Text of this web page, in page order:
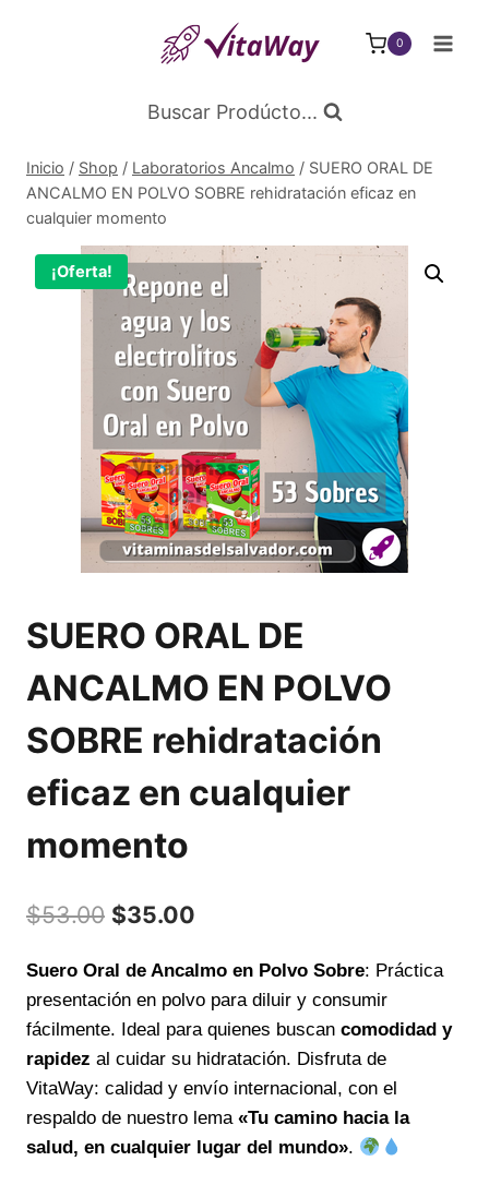
0
Buscar Prodúcto...
Inicio / Shop / Laboratorios Ancalmo / SUERO ORAL DE
ANCALMO EN POLVO SOBRE rehidratación eficaz en
cualquier momento
¡Oferta!
SUERO ORAL DE
ANCALMO EN POLVO
SOBRE rehidratación
eficaz en cualquier
momento
$53.00 El
original
era:
$53.00.
$35.00
actual
es:
$35.00.
Suero Oral de Ancalmo en Polvo Sobre: Práctica
presentación en polvo para diluir y consumir
fácilmente. Ideal para quienes buscan comodidad y
rapidez al cuidar su hidratación. Disfruta de
VitaWay: calidad y envío internacional, con el
respaldo de nuestro lema «Tu camino hacia la
salud, en cualquier lugar del mundo».